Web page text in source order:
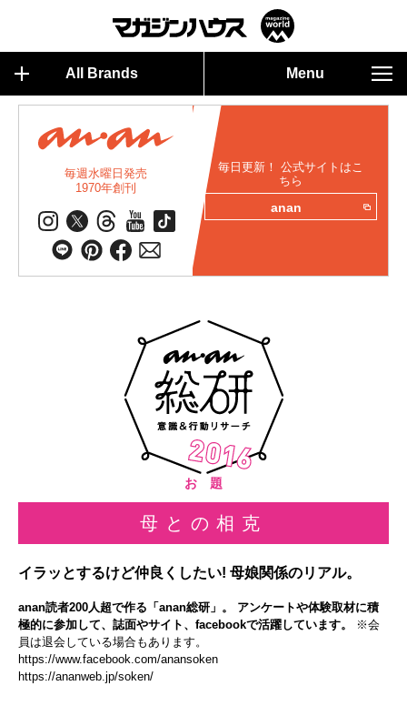
All Brands Menu
毎週水曜日発売
1970年創刊
毎日更新！ 公式サイトはこ
ちら
anan
お 題
母との相克
イラッとするけど仲良くしたい! 母娘関係のリアル。
anan読者200人超で作る「anan総研」。 アンケートや体験取材に積
極的に参加して、誌面やサイト、facebookで活躍しています。
※会
員は退会している場合もあります。
https://www.facebook.com/anansoken
https://ananweb.jp/soken/